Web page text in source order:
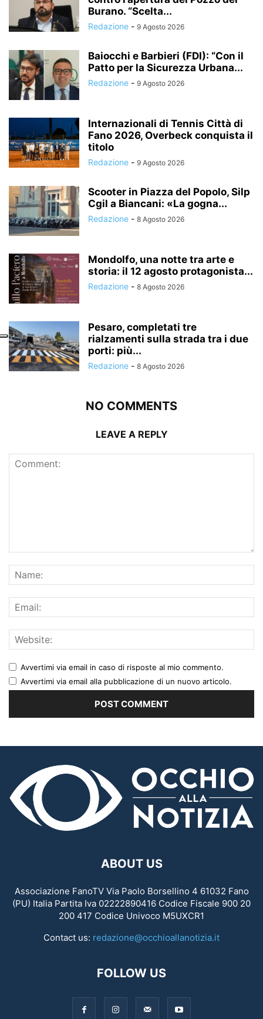
Burano. “Scelta...
Redazione - 9 Agosto 2026
Baiocchi e Barbieri (FDI): “Con il
Patto per la Sicurezza Urbana...
Redazione - 9 Agosto 2026
Internazionali di Tennis Città di
Fano 2026, Overbeck conquista il
titolo
Redazione - 9 Agosto 2026
Scooter in Piazza del Popolo, Silp
Cgil a Biancani: «La gogna...
Redazione - 8 Agosto 2026
Mondolfo, una notte tra arte e
storia: il 12 agosto protagonista...
Redazione - 8 Agosto 2026
Pesaro, completati tre
rialzamenti sulla strada tra i due
porti: più...
Redazione - 8 Agosto 2026
NO COMMENTS
LEAVE A REPLY
Avvertimi via email in caso di risposte al mio commento.
Avvertimi via email alla pubblicazione di un nuovo articolo.
ABOUT US
Associazione FanoTV Via Paolo Borsellino 4 61032 Fano
(PU) Italia Partita Iva 02222890416 Codice Fiscale 900 20
200 417 Codice Univoco M5UXCR1
Contact us: redazione@occhioallanotizia.it
FOLLOW US